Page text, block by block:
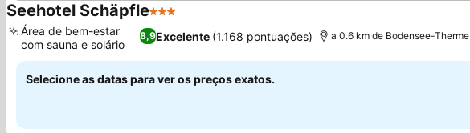
Seehotel Schäpfle3 Estrelas
8,9Excelente (1.168 pontuações)
Área de bem-estar
com sauna e solário
a 0.6 km de Bodensee-Therme
Selecione as datas para ver os preços exatos.